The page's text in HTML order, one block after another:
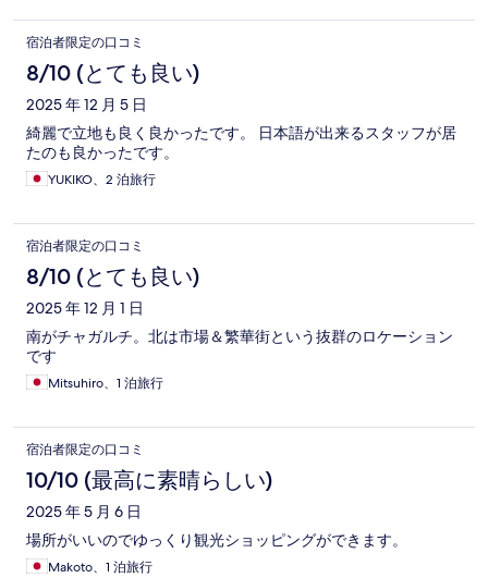
宿泊者限定の口コミ
8/10 (とても良い)
2025 年 12 月 5 日
綺麗で立地も良く良かったです。 日本語が出来るスタッフが居
たのも良かったです。
YUKIKO、2 泊旅行
宿泊者限定の口コミ
8/10 (とても良い)
2025 年 12 月 1 日
南がチャガルチ。北は市場＆繁華街という抜群のロケーション
です
Mitsuhiro、1 泊旅行
宿泊者限定の口コミ
10/10 (最高に素晴らしい)
2025 年 5 月 6 日
場所がいいのでゆっくり観光ショッピングができます。
Makoto、1 泊旅行